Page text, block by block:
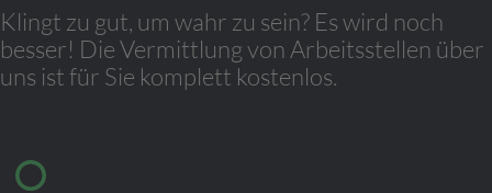
Klingt zu gut, um wahr zu sein? Es wird noch
besser! Die Vermittlung von Arbeitsstellen über
uns ist für Sie komplett kostenlos.